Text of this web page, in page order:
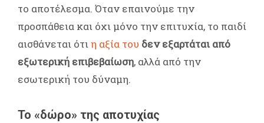
το αποτέλεσμα. Όταν επαινούμε την
προσπάθεια και όχι μόνο την επιτυχία, το παιδί
αισθάνεται ότιη αξία του δεν εξαρτάται από
εξωτερική επιβεβαίωση, αλλά από την
εσωτερική του δύναμη.
Το «δώρο» της αποτυχίας